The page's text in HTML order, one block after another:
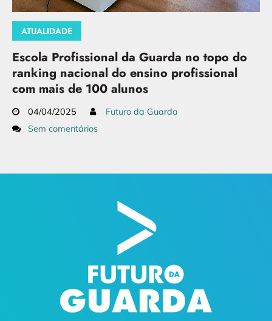
ATUALIDADE
Escola Profissional da Guarda no topo do
ranking nacional do ensino profissional
com mais de 100 alunos
04/04/2025
Futuro da Guarda
Sem comentários